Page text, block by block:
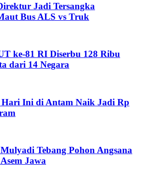
Jadi Tersangka
Bus ALS vs Truk
ke-81 RI Diserbu 128 Ribu
dari 14 Negara
Ini di Antam Naik Jadi Rp
Tebang Pohon Angsana
Jawa